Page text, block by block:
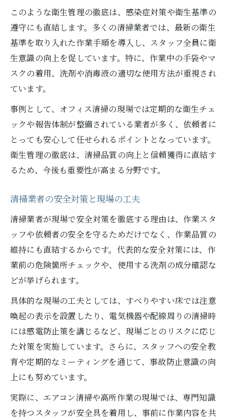
このような衛生管理の徹底は、感染症対策や衛生基準の
遵守にも直結します。多くの清掃業者では、最新の衛生
基準を取り入れた作業手順を導入し、スタッフ全員に衛
生意識の向上を促しています。特に、作業中の手袋やマ
スクの着用、洗剤や消毒液の適切な使用方法が重視され
ています。
事例として、オフィス清掃の現場では定期的な衛生チェ
ックや報告体制が整備されている業者が多く、依頼者に
とっても安心して任せられるポイントとなっています。
衛生管理の徹底は、清掃品質の向上と信頼獲得に直結す
るため、今後も重要性が高まる分野です。
清掃業者の安全対策と現場の工夫
清掃業者が現場で安全対策を徹底する理由は、作業スタ
ッフや依頼者の安全を守るためだけでなく、作業品質の
維持にも直結するからです。代表的な安全対策には、作
業前の危険箇所チェックや、使用する洗剤の成分確認な
どが挙げられます。
具体的な現場の工夫としては、すべりやすい床では注意
喚起の表示を設置したり、電気機器や配線周りの清掃時
には感電防止策を講じるなど、現場ごとのリスクに応じ
た対策を実施しています。さらに、スタッフへの安全教
育や定期的なミーティングを通じて、事故防止意識の向
上にも努めています。
実際に、エアコン清掃や高所作業の現場では、専門知識
を持つスタッフが安全具を着用し、事前に作業内容を共